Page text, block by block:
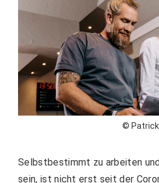
© Patrick
Selbstbestimmt zu arbeiten
sein, ist nicht erst seit der